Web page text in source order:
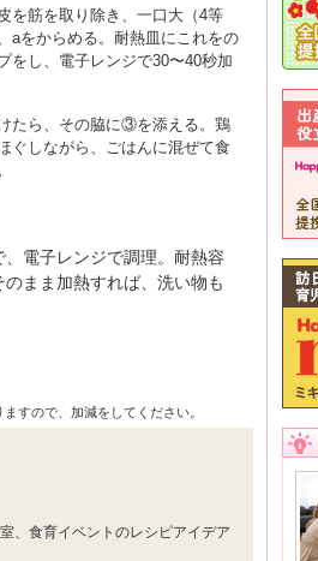
を筋を取り除き、一口大（4等
aをからめる。耐熱皿にこれをの
をし、電子レンジで30〜40秒加
たら、その脇に③を添える。鶏
ぐしながら、ごはんに混ぜて食
電子レンジで調理。耐熱容
まま加熱すれば、洗い物も
すので、加減をしてください。
、食育イベントのレシピアイデア